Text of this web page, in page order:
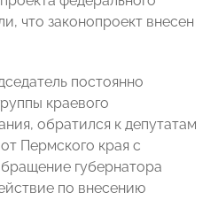
что законопроект внесен
постоянно
краевого
обратился к депутатам
Пермского края с
губернатора
по внесению